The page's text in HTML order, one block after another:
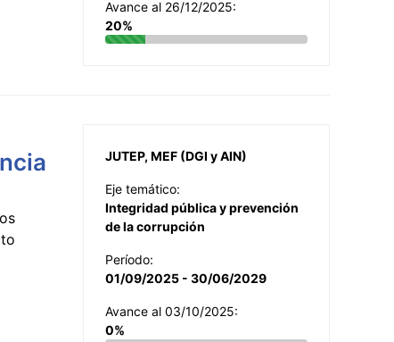
Avance al 26/12/2025:
20%
JUTEP, MEF (DGI y AIN)
Eje temático:
Integridad pública y prevención
de la corrupción
Período:
01/09/2025 - 30/06/2029
Avance al 03/10/2025:
0%